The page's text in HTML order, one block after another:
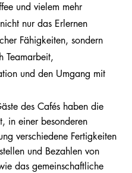
und vielem mehr
nur das Erlernen
Fähigkeiten, sondern
Teamarbeit,
und den Umgang mit
des Cafés haben die
in einer besonderen
verschiedene Fertigkeiten
und Bezahlen von
das gemeinschaftliche